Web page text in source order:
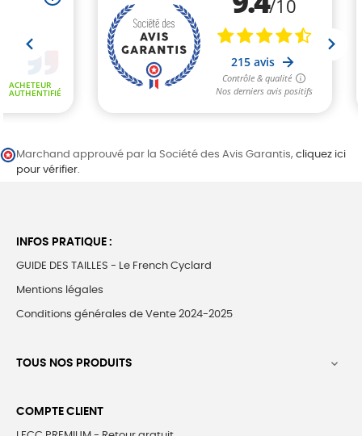
Marchand approuvé par la Société des Avis Garantis, cliquez ici
pour vérifier.
INFOS PRATIQUE :
GUIDE DES TAILLES - Le French Cyclard
Mentions légales
Conditions générales de Vente 2024-2025
TOUS NOS PRODUITS 
COMPTE CLIENT